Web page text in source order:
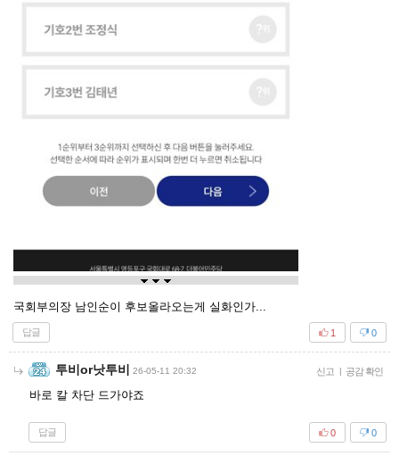
국회부의장 남인순이 후보올라오는게 실화인가...
답글 0
1
투비or낫투비 26-05-11 20:32 신고 공감 확인
바로 칼 차단 드가야죠
답글 0
0